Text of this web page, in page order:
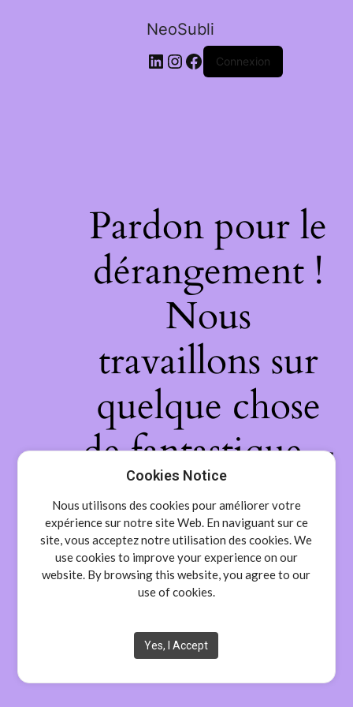
NeoSubli
LinkedIn
Instagram
Facebook
Connexion
Pardon pour le
dérangement !
Nous
travaillons sur
quelque chose
de fantastique –
revenez
bientôt !
Cookies Notice
Nous utilisons des cookies pour améliorer votre
expérience sur notre site Web. En naviguant sur ce
site, vous acceptez notre utilisation des cookies. We
use cookies to improve your experience on our
website. By browsing this website, you agree to our
use of cookies.
Yes, I Accept